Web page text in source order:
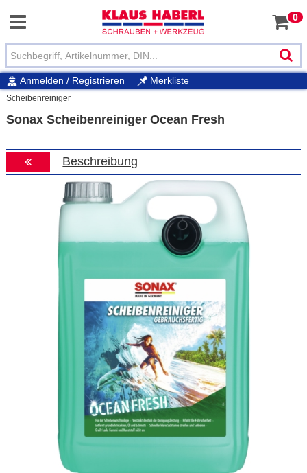
0
Anmelden / Registrieren Merkliste
Scheibenreiniger
Sonax Scheibenreiniger Ocean Fresh
Beschreibung